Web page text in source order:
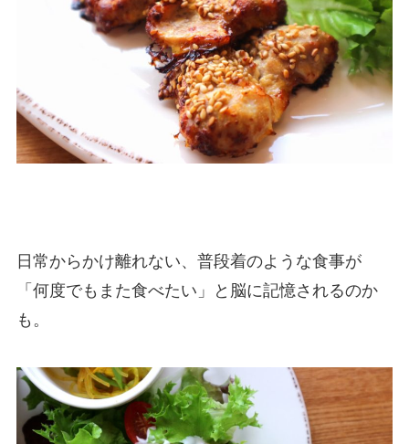
日常からかけ離れない、普段着のような食事が
「何度でもまた食べたい」と脳に記憶されるのか
も。